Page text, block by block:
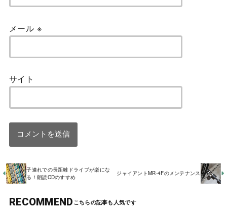
メール ※
サイト
子連れでの長距離ドライブが楽にな
る！朗読CDのすすめ
ジャイアントMR-4Fのメンテナンス
RECOMMEND